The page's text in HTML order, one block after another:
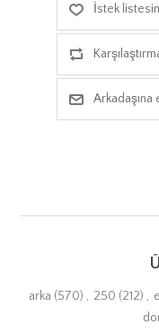
İstek
arka (570) , 250 (212) ,